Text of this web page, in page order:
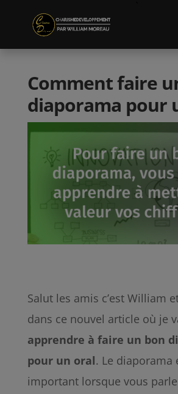
Comment faire
diaporama pour
Salut les amis c’est William
dans ce nouvel article où je
apprendre à faire un bon
pour un oral. Le diaporama
important lorsque vous